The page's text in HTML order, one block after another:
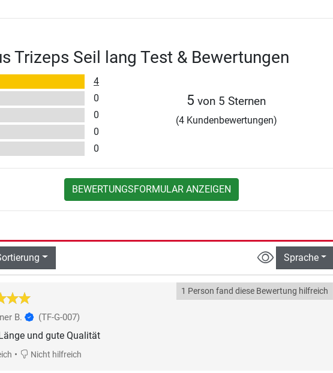
Trizeps Seil lang Test & Bewertungen
4
0
0
0
0
5 von 5 Sternen
(4 Kundenbewertungen)
BEWERTUNGSFORMULAR ANZEIGEN
Sprache
1 Person fand diese Bewertung hilfreich
B. (TF-G-007)
und gute Qualität
• Nicht hilfreich